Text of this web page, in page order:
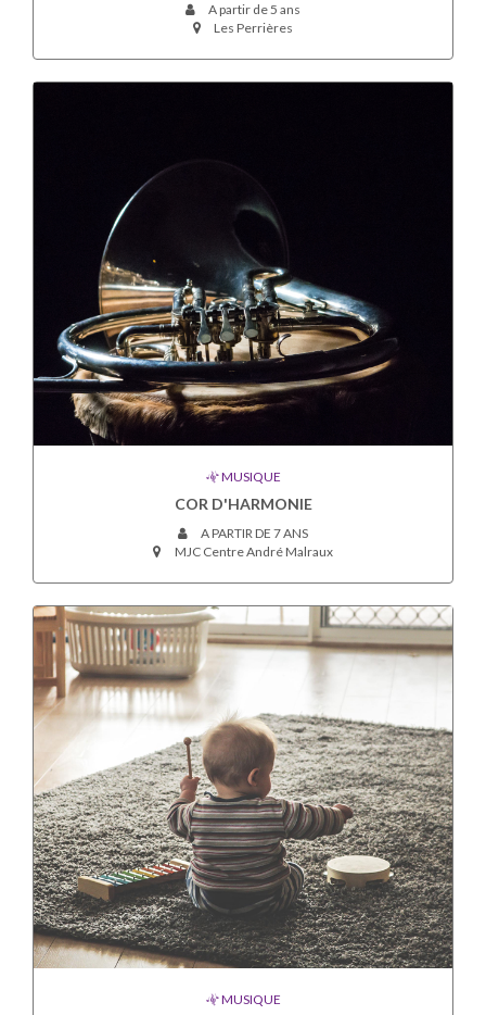
A partir de 5 ans
Les Perrières
MUSIQUE
COR D'HARMONIE
A PARTIR DE 7 ANS
MJC Centre André Malraux
MUSIQUE